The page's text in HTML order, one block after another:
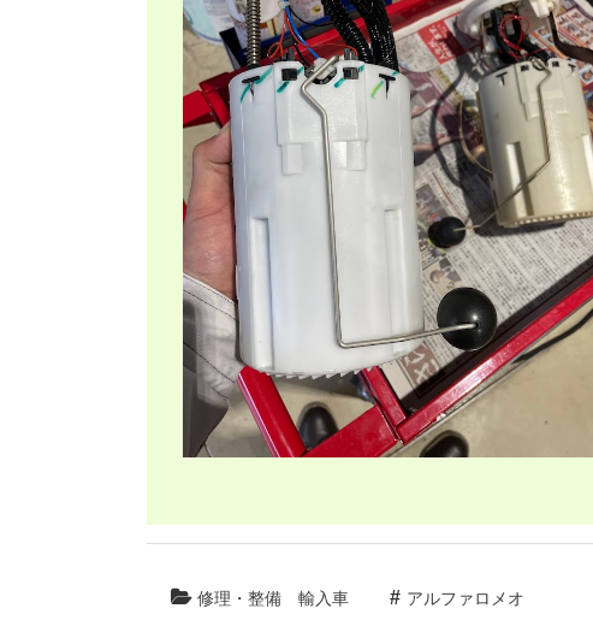
修理・整備 輸入車 アルファロメオ